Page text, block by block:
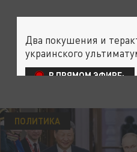
ПОЛИТИКА
Два покушения и
украинского
В ПРЯМОМ ЭФИРЕ: